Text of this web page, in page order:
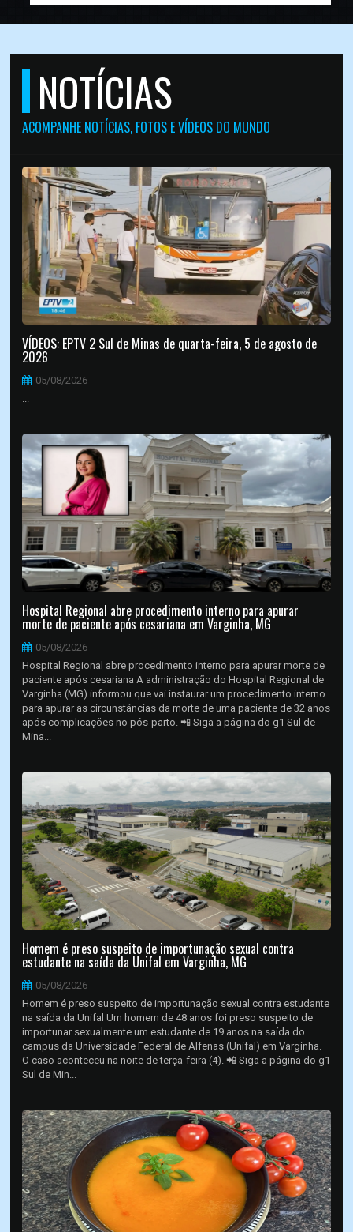
NOTÍCIAS
ACOMPANHE NOTÍCIAS, FOTOS E VÍDEOS DO MUNDO
VÍDEOS: EPTV 2 Sul de Minas de quarta-feira, 5 de agosto de
2026
05/08/2026
...
Hospital Regional abre procedimento interno para apurar
morte de paciente após cesariana em Varginha, MG
05/08/2026
Hospital Regional abre procedimento interno para apurar morte de
paciente após cesariana A administração do Hospital Regional de
Varginha (MG) informou que vai instaurar um procedimento interno
para apurar as circunstâncias da morte de uma paciente de 32 anos
após complicações no pós-parto. 📲 Siga a página do g1 Sul de
Mina...
Homem é preso suspeito de importunação sexual contra
estudante na saída da Unifal em Varginha, MG
05/08/2026
Homem é preso suspeito de importunação sexual contra estudante
na saída da Unifal Um homem de 48 anos foi preso suspeito de
importunar sexualmente um estudante de 19 anos na saída do
campus da Universidade Federal de Alfenas (Unifal) em Varginha.
O caso aconteceu na noite de terça-feira (4). 📲 Siga a página do g1
Sul de Min...